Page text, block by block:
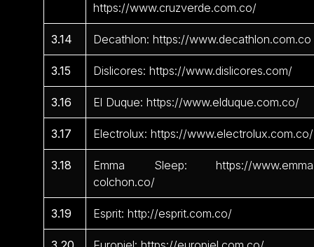
https://www.cruzverde.com.co/
3.14 Decathlon: https://www.decathlon.com.co
3.15 Dislicores: https://www.dislicores.com/
3.16 El Duque: https://www.elduque.com.co/
3.17 Electrolux: https://www.electrolux.com.co/
3.18
Emma Sleep: https://
colchon.co/
3.19 Esprit: http://esprit.com.co/